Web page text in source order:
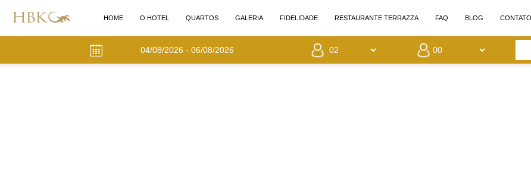
HOME O HOTEL QUARTOS GALERIA FIDELIDADE RESTAURANTE TERRAZZA FAQ BLOG CONTATO